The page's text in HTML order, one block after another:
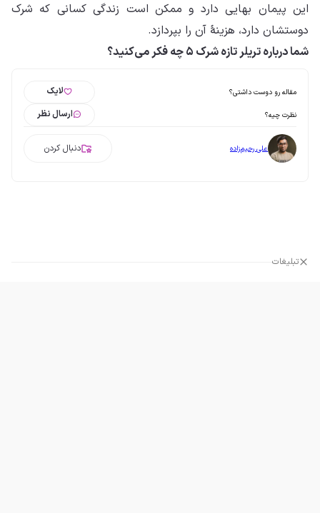
این پیمان بهایی دارد و ممکن است زندگی کسانی که شرک
دوستشان دارد، هزینهٔ آن را بپردازد.
شما درباره تریلر تازه شرک ۵ چه فکر می‌کنید؟
مقاله رو دوست داشتی؟ لایک
نظرت چیه؟ ارسال نظر
علی رحیم‌زاده دنبال کردن
تبلیغات